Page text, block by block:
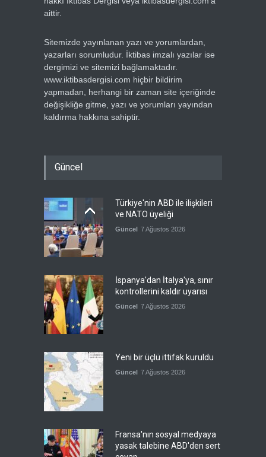
aittir.
Sitemizde yayınlanan yazı ve yorumlardan,
yazarları sorumludur. İktibas imzalı yazılar ise
dergimizi ve sitemizi bağlamaktadır.
www.iktibasdergisi.com hiçbir bildirim
yapmadan, herhangi bir zaman site içeriğinde
değişikliğe gitme, yazı ve yorumları yayından
kaldırma hakkına sahiptir.
Güncel
Türkiye'nin ABD ile ilişkileri
ve NATO üyeliği
Güncel 7 Ağustos 2026
İspanya'dan İtalya'ya, sınır
kontrollerini kaldır uyarısı
Güncel 7 Ağustos 2026
Yeni bir üçlü ittifak kuruldu
Güncel 7 Ağustos 2026
Fransa'nın sosyal medyaya
yasak talebine ABD'den sert